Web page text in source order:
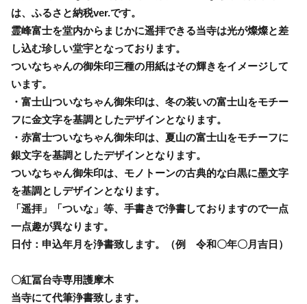
は、ふるさと納税ver.です。
霊峰富士を堂内からまじかに遥拝できる当寺は光が燦燦と差
し込む珍しい堂宇となっております。
ついなちゃんの御朱印三種の用紙はその輝きをイメージして
います。
・富士山ついなちゃん御朱印は、冬の装いの富士山をモチー
フに金文字を基調としたデザインとなります。
・赤富士ついなちゃん御朱印は、夏山の富士山をモチーフに
銀文字を基調としたデザインとなります。
ついなちゃん御朱印は、モノトーンの古典的な白黒に墨文字
を基調としデザインとなります。
「遥拝」「ついな」等、手書きで浄書しておりますので一点
一点趣が異なります。
日付：申込年月を浄書致します。（例 令和〇年〇月吉日）
〇紅冨台寺専用護摩木
当寺にて代筆浄書致します。